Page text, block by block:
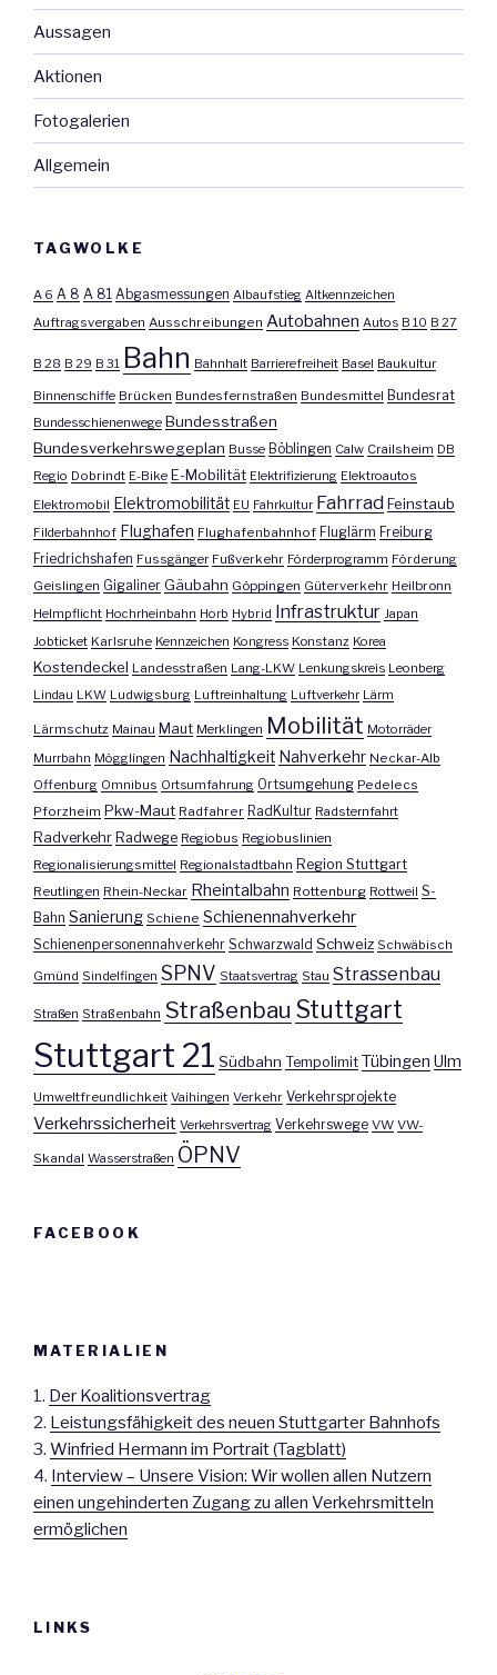
Aussagen
Aktionen
Fotogalerien
Allgemein
TAGWOLKE
A 6 A 8 A 81 Abgasmessungen Albaufstieg Altkennzeichen
Auftragsvergaben Ausschreibungen Autobahnen Autos B 10 B 27
B 28 B 29 B 31 Bahn Bahnhalt Barrierefreiheit Basel Baukultur
Binnenschiffe Brücken Bundesfernstraßen Bundesmittel Bundesrat
Bundesschienenwege Bundesstraßen
Bundesverkehrswegeplan Busse Böblingen Calw Crailsheim DB
Regio Dobrindt E-Bike E-Mobilität Elektrifizierung Elektroautos
Elektromobil Elektromobilität EU Fahrkultur FahrradFeinstaub
Filderbahnhof Flughafen Flughafenbahnhof Fluglärm Freiburg
Friedrichshafen Fussgänger Fußverkehr Förderprogramm Förderung
Geislingen Gigaliner Gäubahn Göppingen Güterverkehr Heilbronn
Helmpflicht Hochrheinbahn Horb Hybrid Infrastruktur Japan
Jobticket Karlsruhe Kennzeichen Kongress Konstanz Korea
Kostendeckel Landesstraßen Lang-LKW Lenkungskreis Leonberg
Lindau LKW Ludwigsburg Luftreinhaltung Luftverkehr Lärm
Lärmschutz Mainau Maut Merklingen Mobilität Motorräder
Murrbahn Mögglingen Nachhaltigkeit Nahverkehr Neckar-Alb
Offenburg Omnibus Ortsumfahrung Ortsumgehung Pedelecs
Pforzheim Pkw-Maut Radfahrer RadKultur Radsternfahrt
Radverkehr Radwege Regiobus Regiobuslinien
Regionalisierungsmittel Regionalstadtbahn Region Stuttgart
Reutlingen Rhein-Neckar Rheintalbahn Rottenburg Rottweil S-
Bahn Sanierung Schiene Schienennahverkehr
Schienenpersonennahverkehr Schwarzwald Schweiz Schwäbisch
Gmünd Sindelfingen SPNV Staatsvertrag Stau Strassenbau
Straßen Straßenbahn Straßenbau Stuttgart
Stuttgart 21 Südbahn Tempolimit Tübingen Ulm
Umweltfreundlichkeit Vaihingen Verkehr Verkehrsprojekte
Verkehrssicherheit Verkehrsvertrag Verkehrswege VW VW-
Skandal Wasserstraßen ÖPNV
FACEBOOK
MATERIALIEN
1. Der Koalitionsvertrag
2. Leistungsfähigkeit des neuen Stuttgarter Bahnhofs
3. Winfried Hermann im Portrait (Tagblatt)
4. Interview – Unsere Vision: Wir wollen allen Nutzern
einen ungehinderten Zugang zu allen Verkehrsmitteln
ermöglichen
LINKS